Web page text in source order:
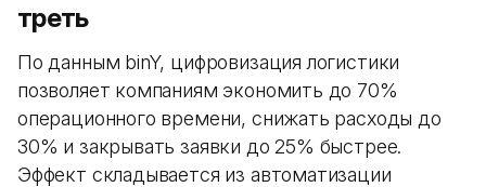
треть
По данным binY, цифровизация логистики
позволяет компаниям экономить до 70%
операционного времени, снижать расходы до
30% и закрывать заявки до 25% быстрее.
Эффект складывается из автоматизации